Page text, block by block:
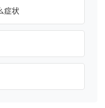
症状